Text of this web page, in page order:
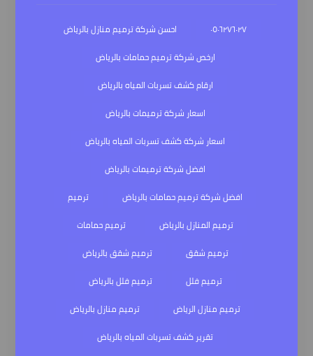
٠٥٠٦٢٧٦٠٢٧
احسن شركة ترميم منازل بالرياض
ارخص شركة ترميم حمامات بالرياض
ارقام كشف تسربات المياه بالرياض
اسعار شركة ترميمات بالرياض
اسعار شركة كشف تسربات المياه بالرياض
افضل شركة ترميمات بالرياض
افضل شركة ترميم حمامات بالرياض
ترميم
ترميم المنازل بالرياض
ترميم حمامات
ترميم شقق
ترميم شقق بالرياض
ترميم فلل
ترميم فلل بالرياض
ترميم منازل الرياض
ترميم منازل بالرياض
تقرير كشف تسربات المياه بالرياض